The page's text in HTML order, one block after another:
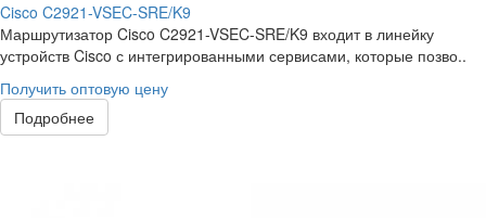
Cisco C2921-VSEC-SRE/K9
Маршрутизатор Cisco C2921-VSEC-SRE/K9 входит в линейку
устройств Cisco с интегрированными сервисами, которые позво..
Получить оптовую цену
Подробнее